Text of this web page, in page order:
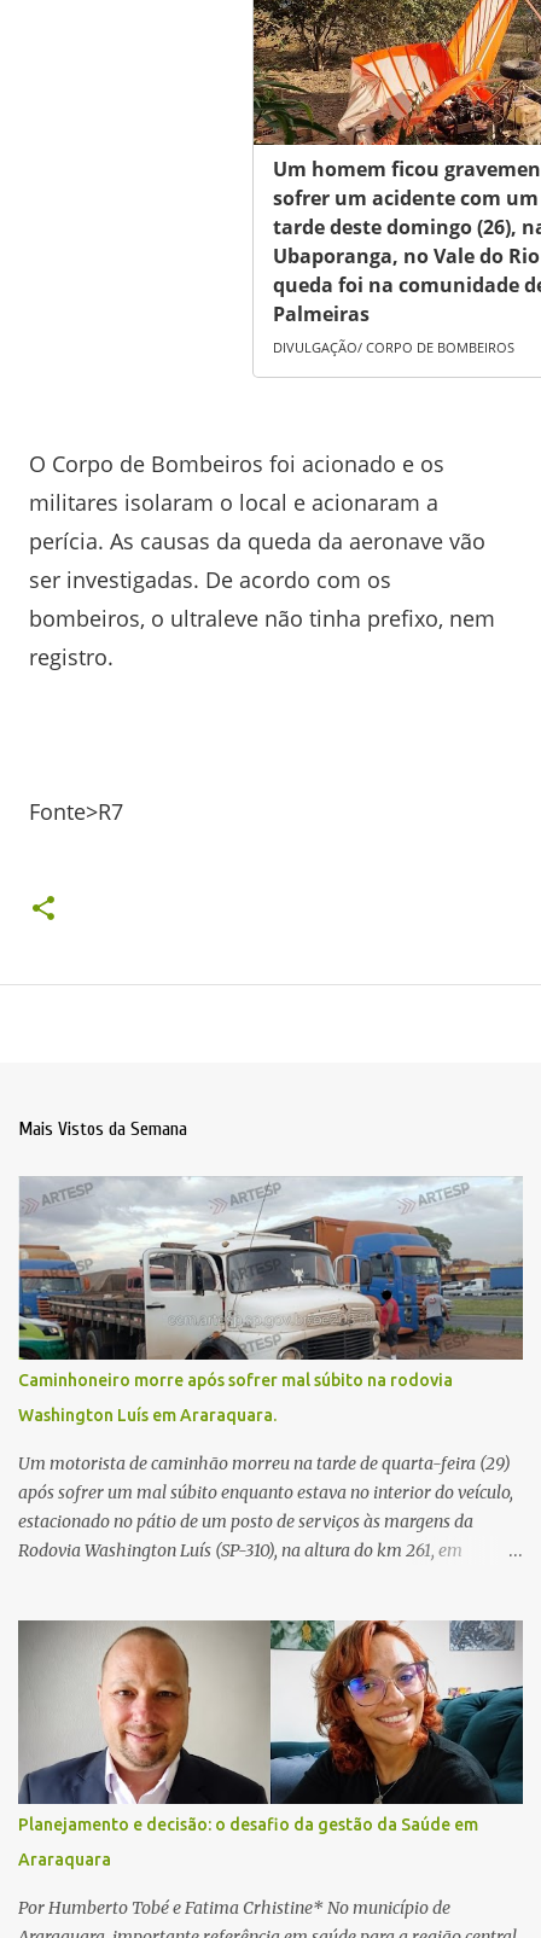
Um homem ficou
sofrer um acidente com
tarde deste domingo (26),
Ubaporanga, no Vale do
queda foi na comunidade
Palmeiras
DIVULGAÇÃO/ CORPO DE BOMBEIROS
O Corpo de Bombeiros foi acionado e os
militares isolaram o local e acionaram a
perícia. As causas da queda da aeronave vão
ser investigadas. De acordo com os
bombeiros, o ultraleve não tinha prefixo, nem
registro.
Fonte>R7
Mais Vistos da Semana
Caminhoneiro morre após sofrer mal súbito na rodovia
Washington Luís em Araraquara.
Um motorista de caminhão morreu na tarde de quarta-feira (29)
após sofrer um mal súbito enquanto estava no interior do veículo,
estacionado no pátio de um posto de serviços às margens da
Rodovia Washington Luís (SP-310), na altura do km 261, em
relatos de que havia um condutor inconsciente dentro de um
caminhão. Equipes de resgate foram rapidamente deslocadas ao
local e encontraram a vítima em parada cardiorrespiratória. Os
socorristas iniciaram imediatamente as manobras de reanimação
cardiopulmonar (RCP), porém, apesar de todos os esforços, o
motorista não respondeu aos procedimentos. Às 17h03, médicos
da Unidade de Suporte Avançado constataram o óbito da vítima.
Fonte: São Carlos Agora
Planejamento e decisão: o desafio da gestão da Saúde em
Araraquara
Por Humberto Tobé e Fatima Crhistine* No município de